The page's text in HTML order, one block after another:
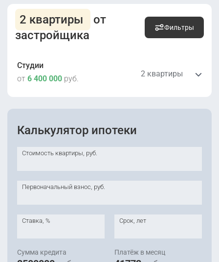
2 квартиры
от
застройщика
Фильтры
Студии
от 6 400 000 руб.
2 квартиры
27.3 м
этаж 9
Сдана
Калькулятор ипотеки
Стоимость квартиры, руб.
Первоначальный взнос, руб.
Ставка, % Срок, лет
Сумма кредита Платёж в месяц